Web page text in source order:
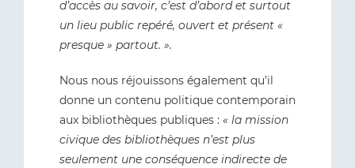
d’accès au savoir, c’est d’abord et surtout
un lieu public repéré, ouvert et présent «
presque » partout. ».
Nous nous réjouissons également qu’il
donne un contenu politique contemporain
aux bibliothèques publiques : « la mission
civique des bibliothèques n’est plus
seulement une conséquence indirecte de